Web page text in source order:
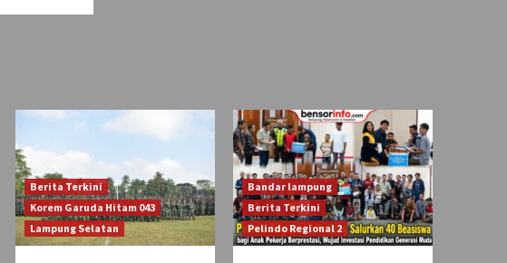
Berita Terkini
Korem Garuda Hitam 043
Lampung Selatan
Bandar lampung
Berita Terkini
Pelindo Regional 2